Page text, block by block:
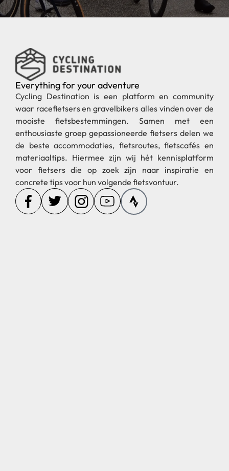
Everything for your adventure
Cycling Destination is een platform en community
waar racefietsers en gravelbikers alles vinden over de
mooiste fietsbestemmingen. Samen met een
enthousiaste groep gepassioneerde fietsers delen we
de beste accommodaties, fietsroutes, fietscafés en
materiaaltips. Hiermee zijn wij hét kennisplatform
voor fietsers die op zoek zijn naar inspiratie en
concrete tips voor hun volgende fietsvontuur.